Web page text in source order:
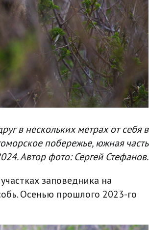
в нескольких метрах от себя в
побережье, южная часть
Автор фото: Сергей Стефанов.
заповедника на
Осенью прошлого 2023-го